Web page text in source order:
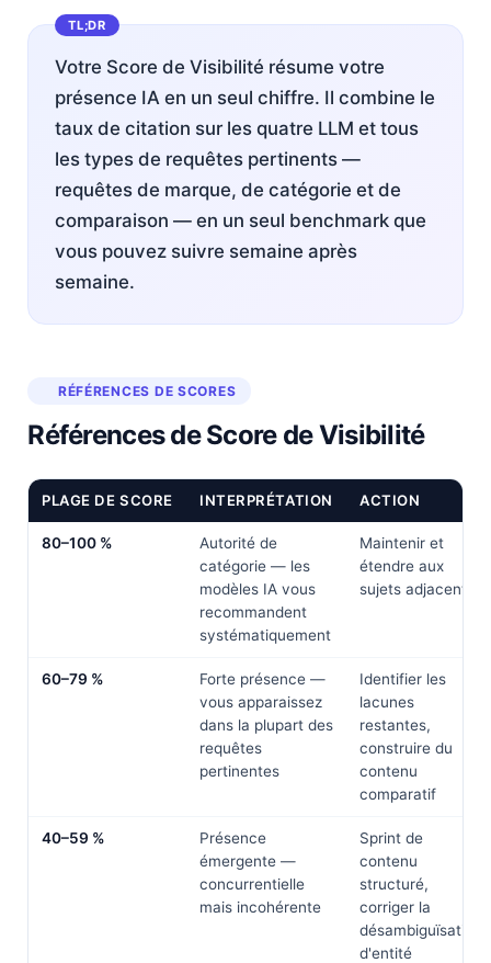
Votre Score de Visibilité résume votre
présence IA en un seul chiffre. Il combine le
taux de citation sur les quatre LLM et tous
les types de requêtes pertinents —
requêtes de marque, de catégorie et de
comparaison — en un seul benchmark que
vous pouvez suivre semaine après
semaine.
RÉFÉRENCES DE SCORES
Références de Score de Visibilité
PLAGE DE SCORE INTERPRÉTATION ACTION
80–100 %
Autorité de
catégorie — les
modèles IA vous
recommandent
systématiquement
Maintenir et
étendre aux
sujets adjacents
60–79 %
Forte présence —
vous apparaissez
dans la plupart des
requêtes
pertinentes
Identifier les
lacunes
restantes,
construire du
contenu
comparatif
40–59 %
Présence
émergente —
concurrentielle
mais incohérente
Sprint de
contenu
structuré,
corriger la
désambiguïsation
d'entité